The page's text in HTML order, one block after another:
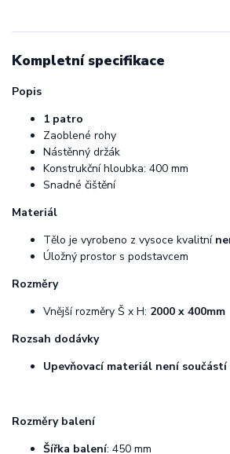
Kompletní specifikace
Popis
1 patro
Zaoblené rohy
Nástěnný držák
Konstrukční hloubka: 400 mm
Snadné čištění
Materiál
Tělo je vyrobeno z vysoce kvalitní
Úložný prostor s podstavcem
Rozměry
Vnější rozměry Š x H: 2000 x 400mm
Rozsah dodávky
Upevňovací materiál není součástí
Rozměry balení
Šířka balení: 450 mm